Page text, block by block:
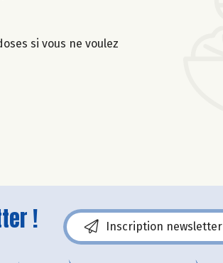
si vous ne voulez
! Inscription newsletter